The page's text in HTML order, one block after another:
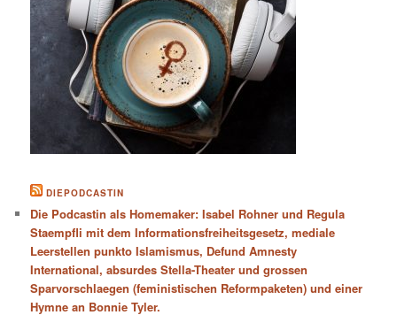
DIEPODCASTIN
Die Podcastin als Homemaker: Isabel Rohner und Regula
Staempfli mit dem Informationsfreiheitsgesetz, mediale
Leerstellen punkto Islamismus, Defund Amnesty
International, absurdes Stella-Theater und grossen
Sparvorschlaegen (feministischen Reformpaketen) und einer
Hymne an Bonnie Tyler.